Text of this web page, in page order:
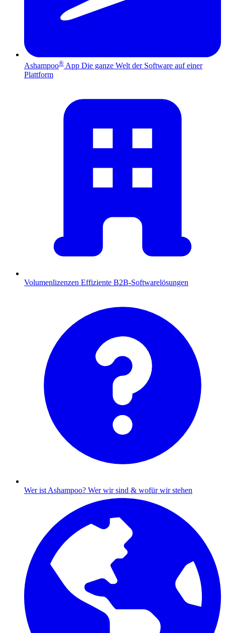
Ashampoo® App Die ganze Welt der Software auf einer
Plattform
Volumenlizenzen Effiziente B2B-Softwarelösungen
Wer ist Ashampoo? Wer wir sind & wofür wir stehen